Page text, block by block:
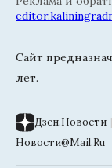
Сайт
лет.
Дзен.Новости |
Новости@Mail.Ru